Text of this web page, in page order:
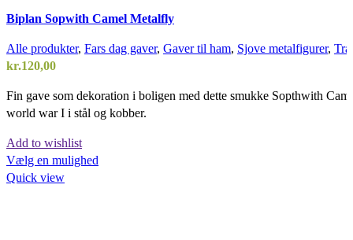
Biplan Sopwith Camel Metalfly
Alle produkter, Fars dag gaver, Gaver til ham, Sjove metalfigurer,
kr.120,00
Fin gave som dekoration i boligen med dette smukke Sopthwith
world war I i stål og kobber.
Add to wishlist
Vælg en mulighed
Quick view